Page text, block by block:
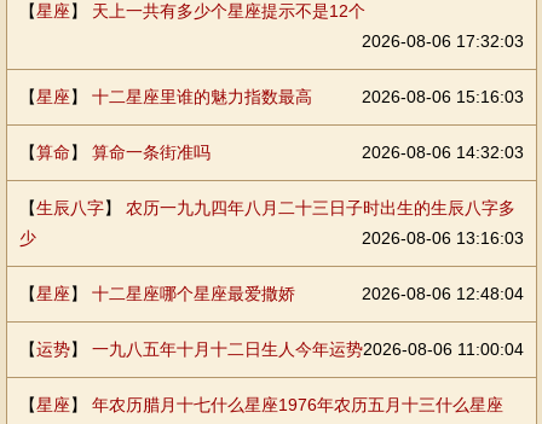
【星座】 天上一共有多少个星座提示不是12个
2026-08-06 17:32:03
【星座】 十二星座里谁的魅力指数最高 2026-08-06 15:16:03
【算命】 算命一条街准吗 2026-08-06 14:32:03
【生辰八字】 农历一九九四年八月二十三日子时出生的生辰八字多
少
2026-08-06 13:16:03
【星座】 十二星座哪个星座最爱撒娇 2026-08-06 12:48:04
【运势】 一九八五年十月十二日生人今年运势2026-08-06 11:00:04
【星座】 年农历腊月十七什么星座1976年农历五月十三什么星座